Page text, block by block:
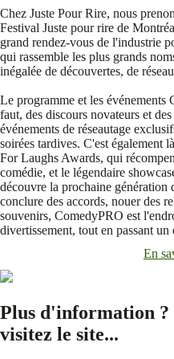
Chez Juste Pour Rire, nous
Festival Juste pour rire de
grand rendez-vous de l'industrie
qui rassemble les plus grands
inégalée de découvertes, de
Le programme et les
faut, des discours novateurs et
événements de réseautage
soirées tardives. C'est également
For Laughs Awards, qui
comédie, et le légendaire
découvre la prochaine génération
conclure des accords, nouer des
souvenirs, ComedyPRO est
divertissement, tout en passant
En
Plus d'information ?
visitez le site...